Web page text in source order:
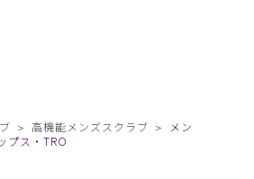
高機能メンズスクラブ
メン
プス・TRO